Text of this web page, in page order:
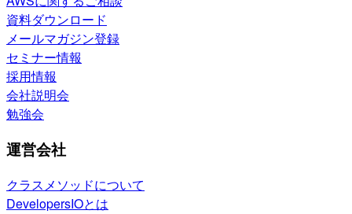
資料ダウンロード
メールマガジン登録
セミナー情報
採用情報
会社説明会
勉強会
運営会社
クラスメソッドについて
DevelopersIOとは